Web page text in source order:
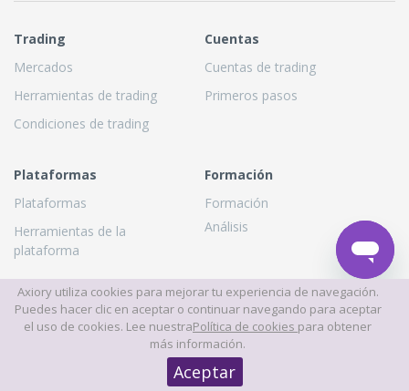
Trading
Mercados
Herramientas de trading
Condiciones de trading
Cuentas
Cuentas de trading
Primeros pasos
Plataformas
Plataformas
Herramientas de la
plataforma
Formación
Formación
Análisis
Sobre nosotros
Asociaciones
Socios
Axiory utiliza cookies para mejorar tu experiencia de navegación.
Puedes hacer clic en aceptar o continuar navegando para aceptar
el uso de cookies. Lee nuestraPolítica de cookies para obtener
más información.
Aceptar